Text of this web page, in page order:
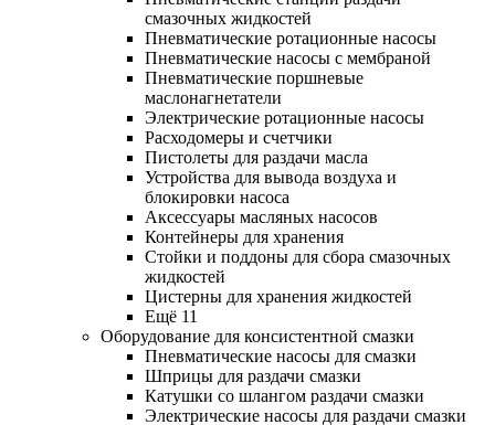
смазочных жидкостей
Пневматические ротационные насосы
Пневматические насосы с мембраной
Пневматические поршневые
маслонагнетатели
Электрические ротационные насосы
Расходомеры и счетчики
Пистолеты для раздачи масла
Устройства для вывода воздуха и
блокировки насоса
Аксессуары масляных насосов
Контейнеры для хранения
Стойки и поддоны для сбора смазочных
жидкостей
Цистерны для хранения жидкостей
Ещё 11
Оборудование для консистентной смазки
Пневматические насосы для смазки
Шприцы для раздачи смазки
Катушки со шлангом раздачи смазки
Электрические насосы для раздачи смазки